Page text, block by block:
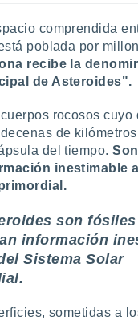
comprendida
poblada por
recibe la
de Asteroides".
rocosos cuyo
de
del tiempo.
inestimable
son fósiles
información
Sistema Solar
sometidas a